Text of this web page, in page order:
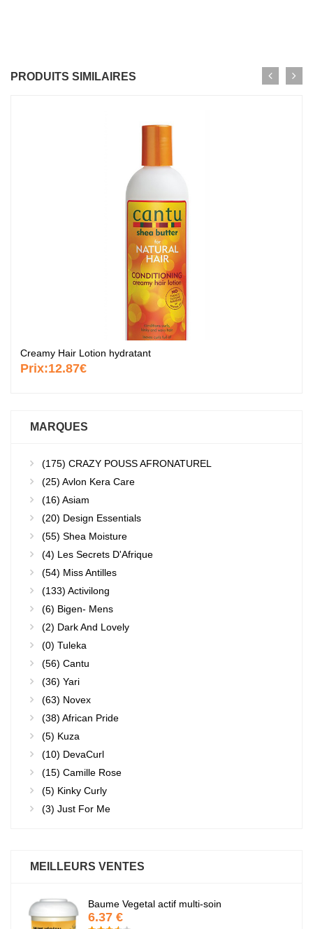
PRODUITS SIMILAIRES
Creamy Hair Lotion hydratant
Prix:12.87€
MARQUES
(175) CRAZY POUSS AFRONATUREL
(25) Avlon Kera Care
(16) Asiam
(20) Design Essentials
(55) Shea Moisture
(4) Les Secrets D'Afrique
(54) Miss Antilles
(133) Activilong
(6) Bigen- Mens
(2) Dark And Lovely
(0) Tuleka
(56) Cantu
(36) Yari
(63) Novex
(38) African Pride
(5) Kuza
(10) DevaCurl
(15) Camille Rose
(5) Kinky Curly
(3) Just For Me
MEILLEURS VENTES
Baume Vegetal actif multi-soin
6.37 €